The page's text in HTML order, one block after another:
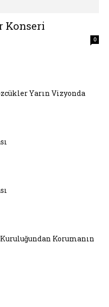
Konseri
0
Yarın Vizyonda
Korumanın